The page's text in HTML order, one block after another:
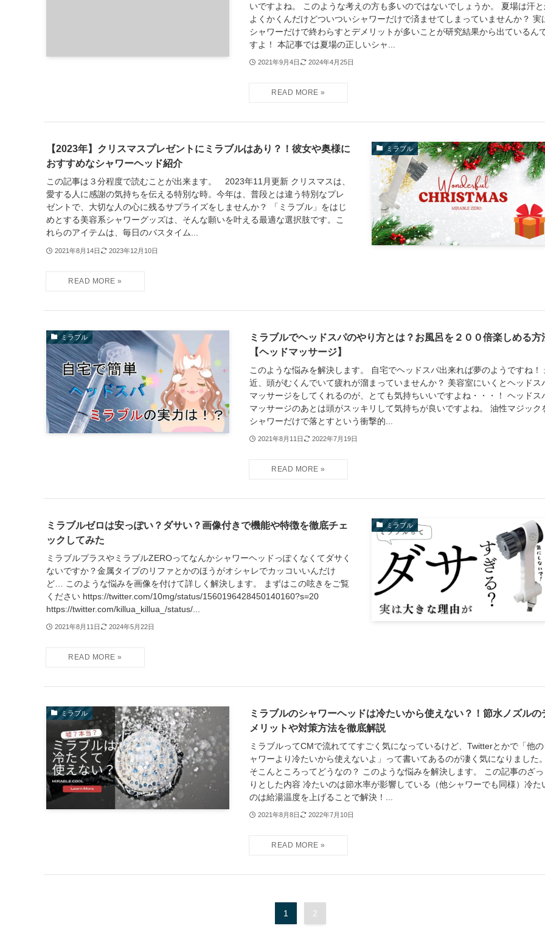
いですよね。 このような考えの方も多いのではないでしょうか。 夏場は汗
よくかくんだけどついついシャワーだけで済ませてしまっていませんか？ 実
シャワーだけで終わらすとデメリットが多いことが研究結果から出ているん
すよ！ 本記事では夏場の正しいシャ...
2021年9月4日 2024年4月25日
ミラブル
【2023年】クリスマスプレゼントにミラブルはあり？！彼女や奥様に
おすすめなシャワーヘッド紹介
この記事は３分程度で読むことが出来ます。 2023年11月更新 クリスマスは、
愛する人に感謝の気持ちを伝える特別な時。今年は、普段とは違う特別なプレ
ゼントで、大切な人の心に残るサプライズをしませんか？ 「ミラブル」をはじ
めとする美容系シャワーグッズは、そんな願いを叶える最適な選択肢です。こ
れらのアイテムは、毎日のバスタイム...
2021年8月14日 2023年12月10日
ミラブル
ミラブルでヘッドスパのやり方とは？お風呂を２００倍楽しめる方
【ヘッドマッサージ】
このような悩みを解決します。 自宅でヘッドスパ出来れば夢のようですね！
近、頭がむくんでいて疲れが溜まっていませんか？ 美容室にいくとヘッドス
マッサージをしてくれるのが、とても気持ちいいですよね・・・！ ヘッドス
マッサージのあとは頭がスッキリして気持ちが良いですよね。 油性マジック
シャワーだけで落とすという衝撃的...
2021年8月11日 2022年7月19日
ミラブル
ミラブルゼロは安っぽい？ダサい？画像付きで機能や特徴を徹底チェ
ックしてみた
ミラブルプラスやミラブルZEROってなんかシャワーヘッドっぽくなくてダサく
ないですか？金属タイプのリファとかのほうがオシャレでカッコいいんだけ
ど… このような悩みを画像を付けて詳しく解決します。 まずはこの呟きをご覧
ください https://twitter.com/10mg/status/1560196428450140160?s=20
https://twitter.com/killua_killua_/status/...
2021年8月11日 2024年5月22日
ミラブル
ミラブルのシャワーヘッドは冷たいから使えない？！節水ノズルの
メリットや対策方法を徹底解説
ミラブルってCMで流れててすごく気になっているけど、Twitterとかで「他
ャワーより冷たいから使えないよ」って書いてあるのが凄く気になりました
そこんところってどうなの？ このような悩みを解決します。 この記事のざ
りとした内容 冷たいのは節水率が影響している（他シャワーでも同様）冷た
のは給湯温度を上げることで解決！...
2021年8月8日 2022年7月10日
1 2